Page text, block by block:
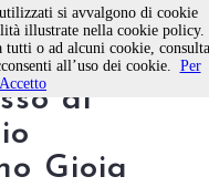
a
di
Gioia
si avvalgono di cookie
illustrate nella cookie policy.
tutti o ad alcuni cookie, consulta
all’uso dei cookie. Per
Accetto